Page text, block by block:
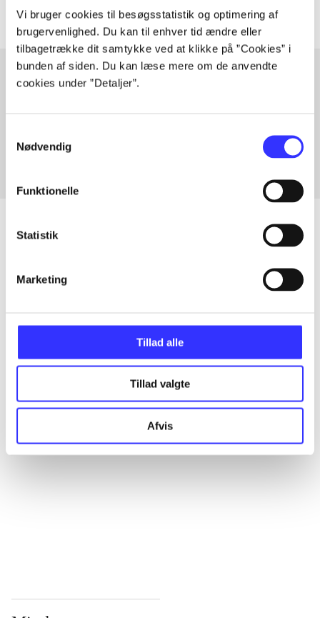
Vi bruger cookies til besøgsstatistik og optimering af
brugervenlighed. Du kan til enhver tid ændre eller
tilbagetrække dit samtykke ved at klikke på ”Cookies” i
bunden af siden. Du kan læse mere om de anvendte
cookies under ”Detaljer”.
Nødvendig
Funktionelle
Statistik
Marketing
Tillad alle
Tillad valgte
Afvis
Alle registrerede artikler fordelt på udgivelser
...